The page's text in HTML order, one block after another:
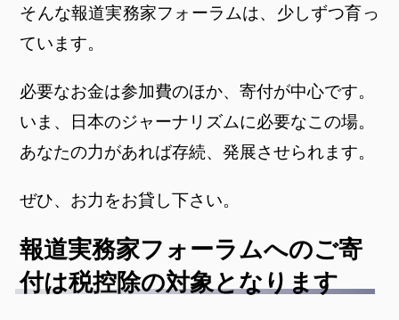
そんな報道実務家フォーラムは、少しずつ育っ
ています。
必要なお金は参加費のほか、寄付が中心です。
いま、日本のジャーナリズムに必要なこの場。
あなたの力があれば存続、発展させられます。
ぜひ、お力をお貸し下さい。
報道実務家フォーラムへのご寄
付は税控除の対象となります